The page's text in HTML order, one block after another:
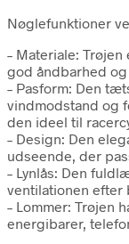
Nøglefunktioner
– Materiale:
god åndbarhed
– Pasform: Den
vindmodstand og
den ideel til
– Design: Den
udseende, der
– Lynlås: Den
ventilationen efter
– Lommer: Trøjen
energibarer,